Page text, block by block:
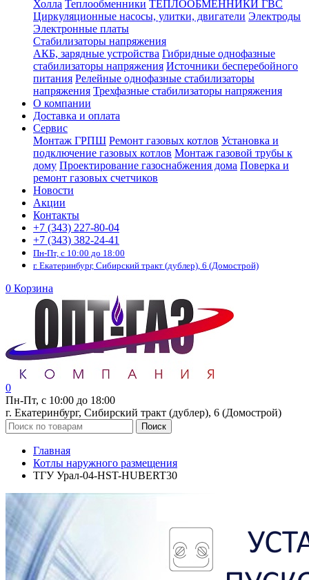
Холла Теплообменники ТЕПЛООБМЕННИКИ ГВС
Циркуляционные насосы, улитки, двигатели Электроды
Электронные платы
Стабилизаторы напряжения
АКБ, зарядные устройства Гибридные однофазные
стабилизаторы напряжения Источники бесперебойного
питания Релейные однофазные стабилизаторы
напряжения Трехфазные стабилизаторы напряжения
О компании
Доставка и оплата
Сервис
Монтаж ГРПШ Ремонт газовых котлов Установка и
подключение газовых котлов Монтаж газовой трубы к
дому Проектирование газоснабжения дома Поверка и
ремонт газовых счетчиков
Новости
Акции
Контакты
+7 (343) 227-80-04
+7 (343) 382-24-41
Пн-Пт, с 10:00 до 18:00
г. Екатеринбург, Сибирский тракт (дублер), 6 (Домострой)
0 Корзина
0
Пн-Пт, с 10:00 до 18:00
г. Екатеринбург, Сибирский тракт (дублер), 6 (Домострой)
Поиск
Главная
Котлы наружного размещения
ТГУ Урал-04-HST-HUBERT30